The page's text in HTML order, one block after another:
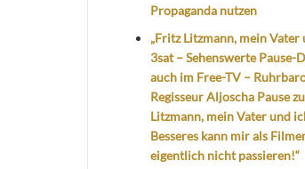
Propaganda nutzen
„Fritz Litzmann, mein Vater
3sat – Sehenswerte Pause-
auch im Free-TV –
Regisseur Aljoscha Pause
Litzmann, mein Vater und
Besseres kann mir als
eigentlich nicht passieren!“